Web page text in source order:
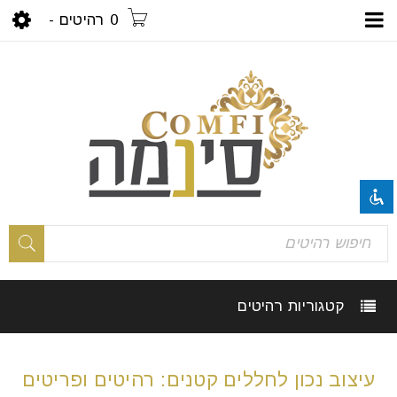
0 רהיטים -
קטגוריות רהיטים
עיצוב נכון לחללים קטנים: רהיטים ופריטים
השבת את ההבזקים
settings צבע רקע
zoom_in זום (הגדלה)